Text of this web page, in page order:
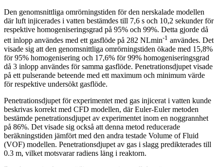
Den genomsnittliga omrörningstiden för den nerskalade modellen
där luft injicerades i vatten bestämdes till 7,6 s och 10,2 sekunder för
respektive homogeniseringsgrad på 95% och 99%. Detta gjorde då
ett inlopp användes med ett gasflöde på 282 NLmin-1 användes. Det
visade sig att den genomsnittliga omrörningstiden ökade med 15,8%
för 95% homogenisering och 17,6% för 99% homogeniseringsgrad
då 3 inlopp användes för samma gasflöde. Penetrationsdjupet visade
på ett pulserande beteende med ett maximum och minimum värde
för respektive undersökt gasflöde.
Penetrationsdjupet för experimentet med gas injicerat i vatten kunde
beskrivas korrekt med CFD modellen, där Euler-Euler metoden
bestämde penetrationsdjupet av experimentet inom en noggrannhet
på 86%. Det visade sig också att denna metod reducerade
beräkningstiden jämfört med den andra testade Volume of Fluid
(VOF) modellen. Penetrationsdjupet av gas i slagg predikterades till
0.3 m, vilket motsvarar radiens läng i reaktorn.